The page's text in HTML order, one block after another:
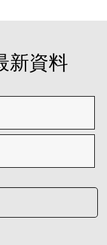
新資料